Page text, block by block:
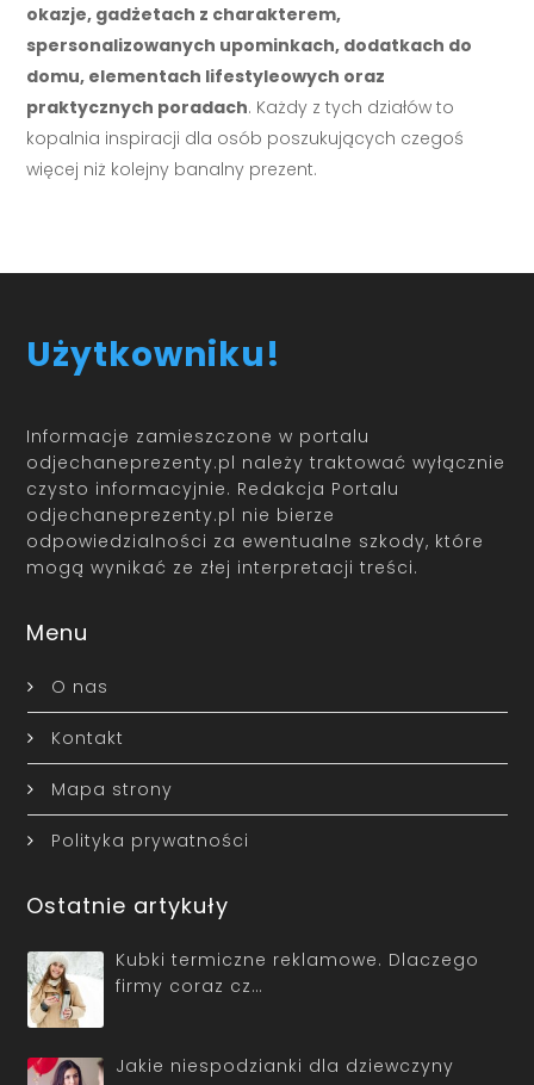
okazje, gadżetach z charakterem,
spersonalizowanych upominkach, dodatkach do
domu, elementach lifestyleowych oraz
praktycznych poradach. Każdy z tych działów to
kopalnia inspiracji dla osób poszukujących czegoś
więcej niż kolejny banalny prezent.
Użytkowniku!
Informacje zamieszczone w portalu
odjechaneprezenty.pl należy traktować wyłącznie
czysto informacyjnie. Redakcja Portalu
odjechaneprezenty.pl nie bierze
odpowiedzialności za ewentualne szkody, które
mogą wynikać ze złej interpretacji treści.
Menu
O nas
Kontakt
Mapa strony
Polityka prywatności
Ostatnie artykuły
Kubki termiczne reklamowe. Dlaczego
firmy coraz cz…
Jakie niespodzianki dla dziewczyny